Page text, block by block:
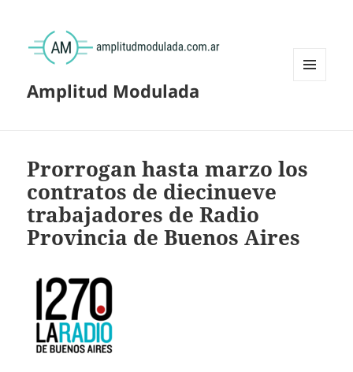
Amplitud Modulada
Prorrogan hasta marzo los
contratos de diecinueve
trabajadores de Radio
Provincia de Buenos Aires